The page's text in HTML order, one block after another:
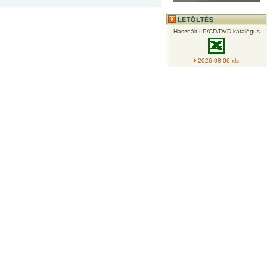
Használt LP/CD/DVD katalógus
2026-08-06.xls